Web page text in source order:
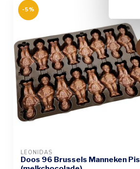
-5%
LEONIDAS
Doos 96 Brussels Manneken Pis